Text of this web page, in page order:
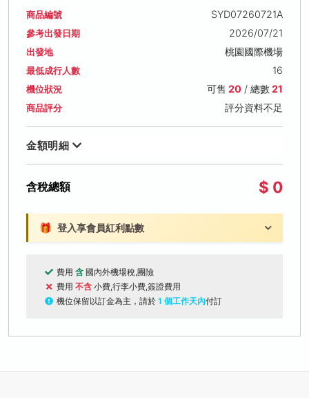
商品編號 SYD07260721A
參考出發日期 2026/07/21
出發地 桃園國際機場
最低成行人數 16
機位狀況 可售 20/ 總數21
商品評分 評分資料不足
金額明細
含稅總額 $ 0
🎁 登入享會員紅利點數
費用 含 國內外機場稅,團險
費用 不含 小費,行李小費,簽證費用
機位保留以訂金為主，請於 1 個工作天內付訂